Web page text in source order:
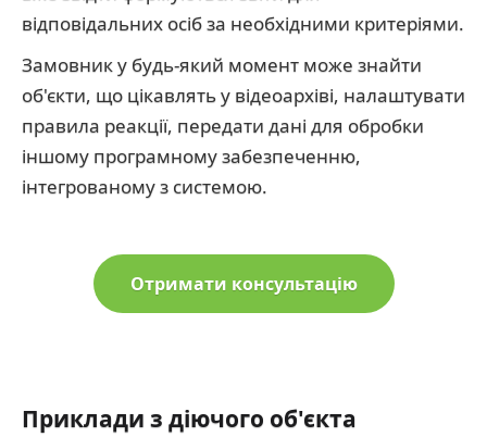
відповідальних осіб за необхідними критеріями.
Замовник у будь-який момент може знайти
об'єкти, що цікавлять у відеоархіві, налаштувати
правила реакції, передати дані для обробки
іншому програмному забезпеченню,
інтегрованому з системою.
Отримати консультацію
Приклади з діючого об'єкта